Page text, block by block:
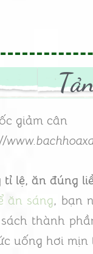
giảm cân
lệ, ăn đúng
ăn sáng, bạn
thành
uống hơi